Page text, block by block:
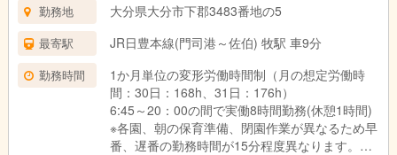
・3年制短大・専門卒：
在籍1年目336万円、2年目366万円、3年目378
万円
・2年制短大・専門卒：
在籍1年目332万円、2年目361万円、3年目373
万円
勤務地 大分県大分市下郡3483番地の5
最寄駅 JR日豊本線(門司港～佐伯) 牧駅 車9分
勤務時間
1か月単位の変形労働時間制（月の想定労働時
間：30日：168h、31日：176h）
6:45～20：00の間で実働8時間勤務(休憩1時間)
※各園、朝の保育準備、閉園作業が異なるため早
番、遅番の勤務時間が15分程度異なります。